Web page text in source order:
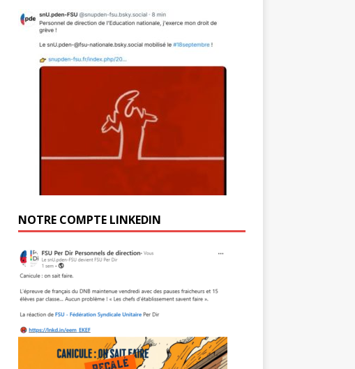
NOTRE COMPTE LINKEDIN